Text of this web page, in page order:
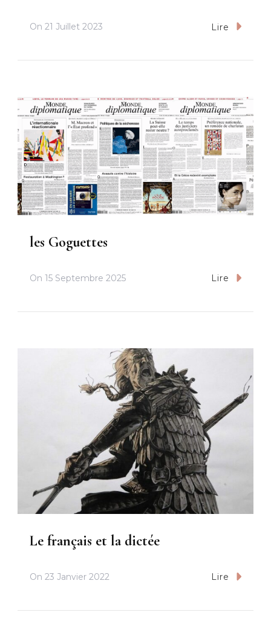
On 21 Juillet 2023 Lire
les Goguettes
On 15 Septembre 2025 Lire
Le français et la dictée
On 23 Janvier 2022 Lire